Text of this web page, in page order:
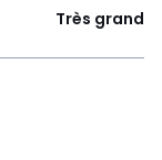
Très grand